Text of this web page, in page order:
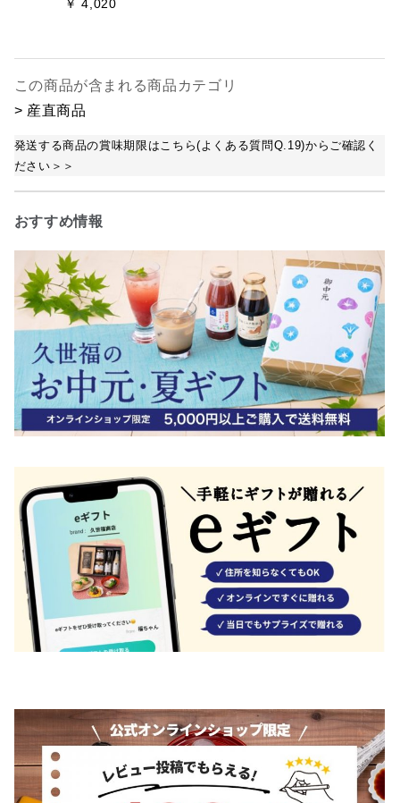
￥ 4,020
この商品が含まれる商品カテゴリ
> 産直商品
発送する商品の賞味期限はこちら(よくある質問Q.19)からご確認く
ださい＞＞
おすすめ情報